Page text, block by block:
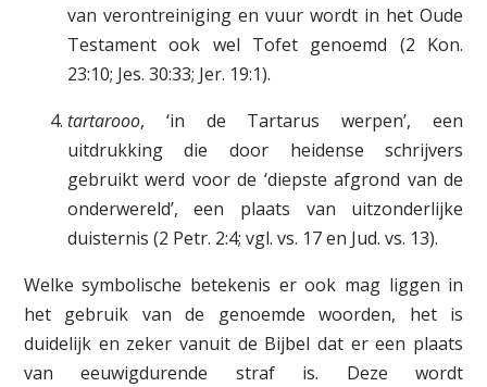
van verontreiniging en vuur wordt in het Oude
Testament ook wel Tofet genoemd (2 Kon.
23:10; Jes. 30:33; Jer. 19:1).
tartarooo, ‘in de Tartarus werpen’, een
uitdrukking die door heidense schrijvers
gebruikt werd voor de ‘diepste afgrond van de
onderwereld’, een plaats van uitzonderlijke
duisternis (2 Petr. 2:4; vgl. vs. 17 en Jud. vs. 13).
Welke symbolische betekenis er ook mag liggen in
het gebruik van de genoemde woorden, het is
duidelijk en zeker vanuit de Bijbel dat er een plaats
van eeuwigdurende straf is. Deze wordt